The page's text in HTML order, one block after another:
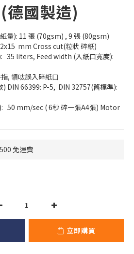
德國製造)
量): 11 張 (70gsm) , 9 張 (80gsm)
mm Cross cut(粒狀 碎紙)
35 liters, Feed width (入紙口寬度):
, 領呔誤入碎紙口
DIN 66399: P-5,  DIN 32757(舊標準):
50 mm/sec ( 6秒 碎一張A4張) Motor
免運費
立即購買